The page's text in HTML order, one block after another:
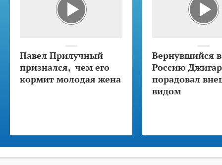
Павел Прилучный
признался, чем его
кормит молодая жена
Вернувшийся в
Россию
порадовал
видом